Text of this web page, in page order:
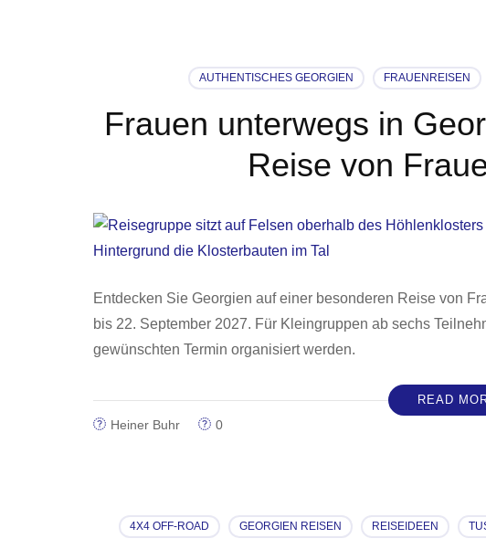
AUTHENTISCHES GEORGIEN FRAUENREISEN
Frauen unterwegs in
Reise von
Entdecken Sie Georgien auf einer besonderen Reise von
bis 22. September 2027. Für Kleingruppen ab sechs
gewünschten Termin organisiert werden.
READ
Heiner Buhr 0
4X4 OFF-ROAD GEORGIEN REISEN REISEIDEEN